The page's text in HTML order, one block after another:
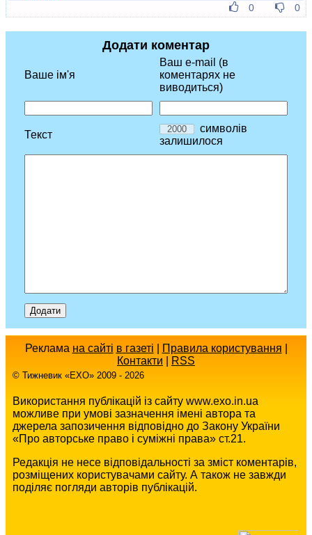
0 0
Додати коментар
Ваше ім'я
Ваш e-mail (в
коментарях не
виводиться)
Текст
символів
залишилося
Реклама на сайті в газеті Правила користування
Контакти
RSS
© Тижневик «EХO» 2009 - 2026
Використання публікацій із сайту www.exo.in.ua
можливе при умові зазначення імені автора та
джерела запозичення відповідно до Закону України
«Про авторське право і суміжні права» ст.21.
Редакція не несе відповідальності за зміст коментарів,
розміщених користувачами сайту. А також не завжди
поділяє погляди авторів публікацій.